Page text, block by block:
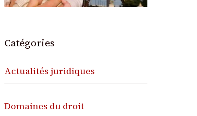
Catégories
Actualités juridiques
Domaines du droit